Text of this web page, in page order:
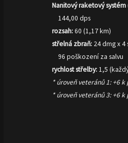
Nanitový raketový systém
144,00 dps
rozsah:60 (1,17 km)
střelná zbraň: 24 dmg x 4
96 poškození za salvu
rychlost střelby:1,5
* úroveň veteránů 1: +6 k
* úroveň veteránů 3: +6 k